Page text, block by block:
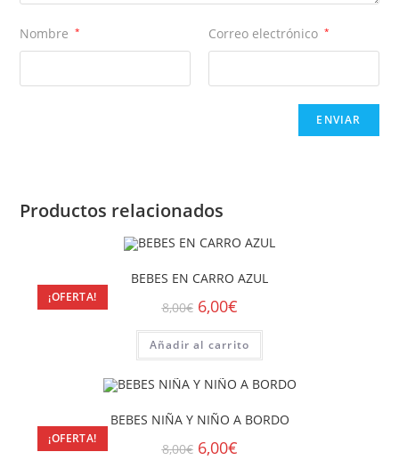
Nombre * Correo electrónico *
Productos relacionados
¡OFERTA!
BEBES EN CARRO AZUL
8,00€ 6,00€
Añadir al carrito
¡OFERTA!
BEBES NIÑA Y NIÑO A BORDO
8,00€ 6,00€